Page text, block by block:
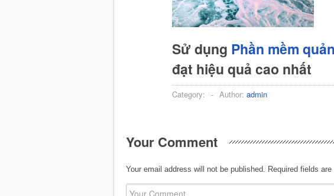
Sử dụng Phần mềm
đạt hiệu quả cao nhất
Category: - Author: admin
Your Comment
Your email address will not be published. Required fields are